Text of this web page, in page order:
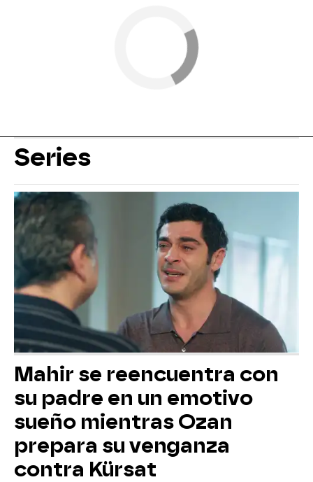
Series
Mahir se reencuentra con
su padre en un emotivo
sueño mientras Ozan
prepara su venganza
contra Kürsat